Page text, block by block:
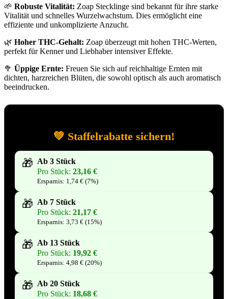
Menge
🌱 Robuste Vitalität: Zoap Stecklinge sind bekannt für ihre starke
Vitalität und schnelles Wurzelwachstum. Dies ermöglicht eine
effiziente und unkomplizierte Anzucht.
🌿 Hoher THC-Gehalt: Zoap überzeugt mit hohen THC-Werten,
perfekt für Kenner und Liebhaber intensiver Effekte.
🥦 Üppige Ernte: Freuen Sie sich auf reichhaltige Ernten mit
dichten, harzreichen Blüten, die sowohl optisch als auch aromatisch
beeindrucken.
💚 Staffelrabatte sichern!
🎁 Ab 3 Stück
Pro Stück: 23,16 €
Ersparnis: 1,74 € (7%)
🎁 Ab 7 Stück
Pro Stück: 21,17 €
Ersparnis: 3,73 € (15%)
🎁 Ab 13 Stück
Pro Stück: 19,92 €
Ersparnis: 4,98 € (20%)
🎁 Ab 20 Stück
Pro Stück: 18,68 €